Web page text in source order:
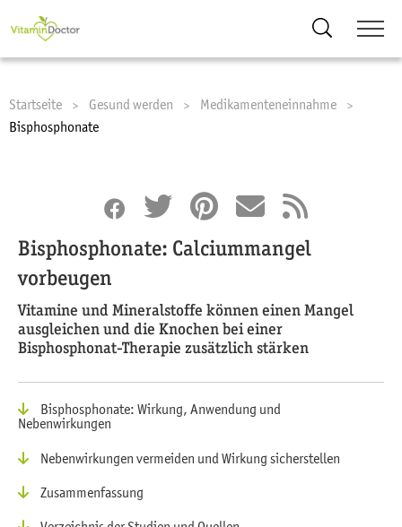
Startseite Gesund werden
Medikamenteneinnahme
Current:
Bisphosphonate
Bisphosphonate: Calciummangel
vorbeugen
Vitamine und Mineralstoffe können einen Mangel
ausgleichen und die Knochen bei einer
Bisphosphonat-Therapie zusätzlich stärken
Bisphosphonate: Wirkung, Anwendung und
Nebenwirkungen
Nebenwirkungen vermeiden und Wirkung sicherstellen
Zusammenfassung